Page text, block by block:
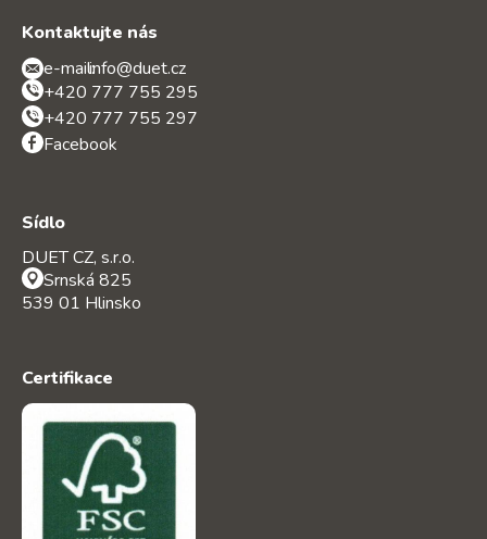
Kontaktujte nás
e-mail:info@duet.cz
+420 777 755 295
+420 777 755 297
Facebook
Sídlo
DUET CZ, s.r.o.
Srnská 825
539 01 Hlinsko
Certifikace